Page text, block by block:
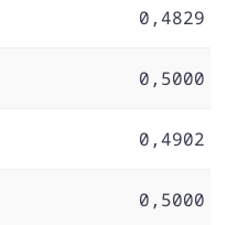
0,4829
0,5000
0,4902
0,5000